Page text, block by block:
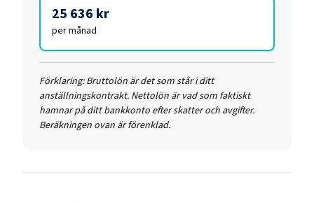
25 636 kr
per månad
Förklaring: Bruttolön är det som står i ditt
anställningskontrakt. Nettolön är vad som faktiskt
hamnar på ditt bankkonto efter skatter och avgifter.
Beräkningen ovan är förenklad.